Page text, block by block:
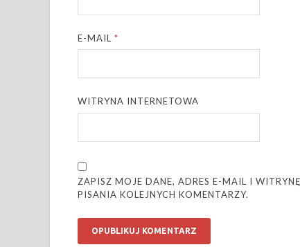
E-MAIL*
WITRYNA INTERNETOWA
ZAPISZ MOJE DANE, ADRES E-MAIL I
PISANIA KOLEJNYCH KOMENTARZY.